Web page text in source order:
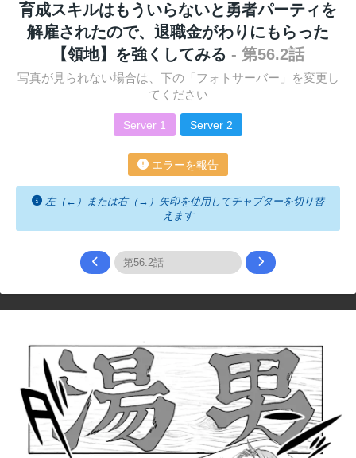
育成スキルはもういらないと勇者パーティを
解雇されたので、退職金がわりにもらった
【領地】を強くしてみる - 第56.2話
写真が見られない場合は、下の「フォトサーバー」を変更し
てください
Server 1 Server 2
エラーを報告
左（←）または右（→）矢印を使用してチャプターを切り替
えます